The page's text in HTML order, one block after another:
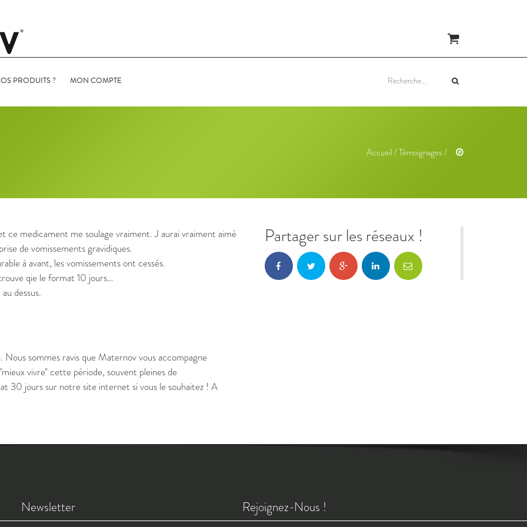
PRODUITS ? MON COMPTE
Recherche
:
Accueil/Témoignages/
ce medicament me soulage vraiment. J aurai vraiment aimé
de vomissements gravidiques.
à avant, les vomissements ont cessés.
qie le format 10 jours…
dessus.
sommes ravis que Maternov vous accompagne
vivre" cette période, souvent pleines de
30 jours sur notre site internet si vous le souhaitez ! A
Partager sur les réseaux !
Newsletter Rejoignez-Nous !